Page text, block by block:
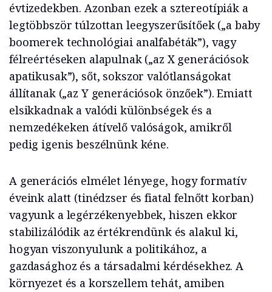
évtizedekben. Azonban ezek a sztereotípiák a
legtöbbször túlzottan leegyszerűsítőek („a baby
boomerek technológiai analfabéták”), vagy
félreértéseken alapulnak („az X generációsok
apatikusak”), sőt, sokszor valótlanságokat
állítanak („az Y generációsok önzőek”). Emiatt
elsikkadnak a valódi különbségek és a
nemzedékeken átívelő valóságok, amikről
pedig igenis beszélnünk kéne.
A generációs elmélet lényege, hogy formatív
éveink alatt (tinédzser és fiatal felnőtt korban)
vagyunk a legérzékenyebbek, hiszen ekkor
stabilizálódik az értékrendünk és alakul ki,
hogyan viszonyulunk a politikához, a
gazdasághoz és a társadalmi kérdésekhez. A
környezet és a korszellem tehát, amiben